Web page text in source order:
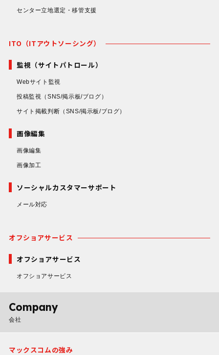
センター立地選定・移管支援
ITO（ITアウトソーシング）
監視（サイトパトロール）
Webサイト監視
投稿監視 （SNS/掲示板/ブログ）
サイト掲載判断 （SNS/掲示板/ブログ）
画像編集
画像編集
画像加工
ソーシャルカスタマーサポート
メール対応
オフショアサービス
オフショアサービス
オフショアサービス
Company
会社
マックスコムの強み